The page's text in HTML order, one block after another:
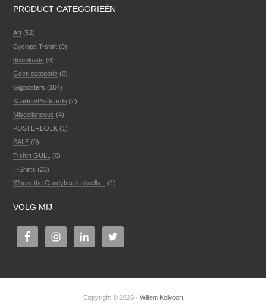
PRODUCT CATEGORIEËN
Art (52)
Cyclops T-shirt (0)
downloads (0)
Geen categorie (0)
Gigposters (164)
Kaarten/Postcards (2)
Miscellaneous (4)
POSTERBOEK (1)
SALE (0)
T-shirt GULL
(0)
T-Shirts (23)
Where the Candybeetle dwells...
(1)
VOLG MIJ
Copyright © 2026 · Willem Kolvoort